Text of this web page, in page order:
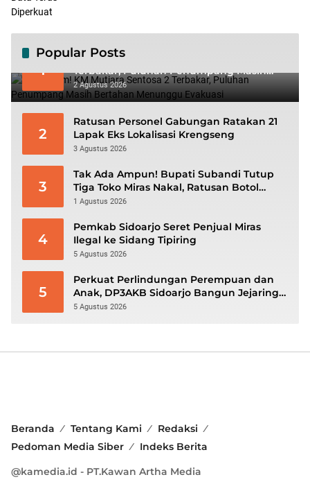
Popular Posts
1
Mencekam! KM Mutiara Sentosa 2
Terbakar, Puluhan Penumpang Masih
Bertahan Menunggu Evakuasi
2 Agustus 2026
2
Ratusan Personel Gabungan Ratakan 21
Lapak Eks Lokalisasi Krengseng
3 Agustus 2026
3
Tak Ada Ampun! Bupati Subandi Tutup
Tiga Toko Miras Nakal, Ratusan Botol
Disita
1 Agustus 2026
4
Pemkab Sidoarjo Seret Penjual Miras
Ilegal ke Sidang Tipiring
5 Agustus 2026
5
Perkuat Perlindungan Perempuan dan
Anak, DP3AKB Sidoarjo Bangun Jejaring
hingga Tingkat Desa
5 Agustus 2026
Beranda Tentang Kami
Redaksi
Pedoman Media Siber
Indeks Berita
@kamedia.id - PT.Kawan Artha Media